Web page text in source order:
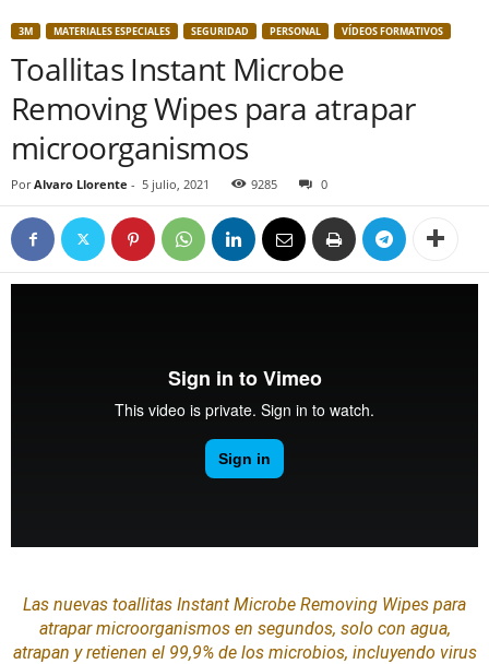
3M MATERIALES ESPECIALES SEGURIDAD PERSONAL VÍDEOS FORMATIVOS
Toallitas Instant Microbe
Removing Wipes para atrapar
microorganismos
Por Alvaro Llorente - 5 julio, 2021 9285 0
Las nuevas toallitas Instant Microbe Removing Wipes para
atrapar microorganismos en segundos, solo con agua,
atrapan y retienen el 99,9% de los microbios, incluyendo virus